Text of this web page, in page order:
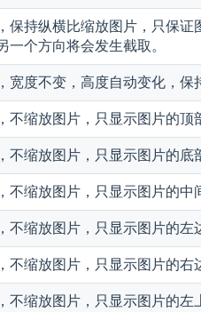
保持纵横比缩放图片，只保
一个方向将会发生截取。
宽度不变，高度自动变化，保
不缩放图片，只显示图片的顶
不缩放图片，只显示图片的底
不缩放图片，只显示图片的中
不缩放图片，只显示图片的左
不缩放图片，只显示图片的右
不缩放图片，只显示图片的左